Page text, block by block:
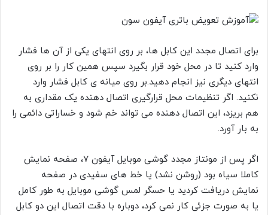
برای اتصال مجدد این کابل ها، بر روی انتهای یکی از آن ها فشار
وارد کنید تا در محل خود قرار بگیرد سپس همین کار را بر روی
انتهای دیگری نیز انجام دهید.بر روی میانه ی کابل فشار وارد
نکنید. اگر تنظیمات محل قرارگیری اتصال دهنده یک مقداری به
هم بریزد، این اتصال دهنده می تواند خم شود و خساراتی دائمی را
به بار آورد.
اگر پس از مونتاز مجدد گوشی موبایل آیفون 7، صفحه نمایش
کاملا سیاه بود (روشن نشد) یا خط های سفیدی در صفحه
نمایش دریافت کردید یا حسگر لمس گوشی موبایل به طور کامل
یا به صورت جزئی کار نمی کرد، دوباره با دقت اتصال این دو کابل